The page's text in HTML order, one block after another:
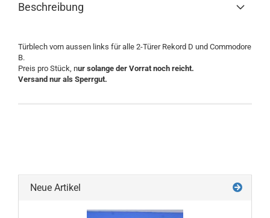
Beschreibung
Türblech vorn aussen links für alle 2-Türer Rekord D und Commodore
B.
Preis pro Stück, nur solange der Vorrat noch reicht.
Versand nur als Sperrgut.
Neue Artikel